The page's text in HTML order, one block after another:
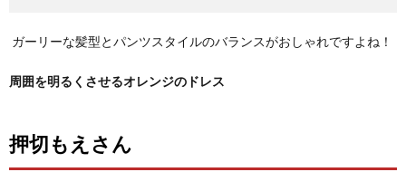
ガーリーな髪型とパンツスタイルのバランスがおしゃれですよね！
周囲を明るくさせるオレンジのドレス
押切もえさん